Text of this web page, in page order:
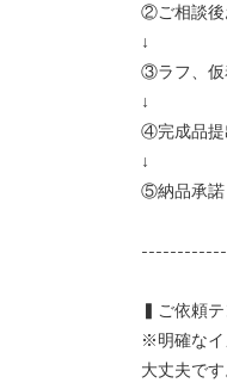
②ご相談後
↓
③ラフ、仮
↓
④完成品提
↓
⑤納品承諾
▍ご依頼
※明確なイ
大丈夫です